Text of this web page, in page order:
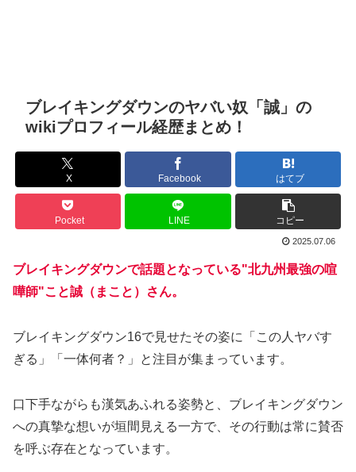
ブレイキングダウンのヤバい奴「誠」の
wikiプロフィール経歴まとめ！
X Facebook はてブ
Pocket LINE コピー
2025.07.06
ブレイキングダウンで話題となっている"北九州最強の喧
嘩師"こと誠（まこと）さん。
ブレイキングダウン16で見せたその姿に「この人ヤバす
ぎる」「一体何者？」と注目が集まっています。
口下手ながらも漢気あふれる姿勢と、ブレイキングダウン
への真摯な想いが垣間見える一方で、その行動は常に賛否
を呼ぶ存在となっています。